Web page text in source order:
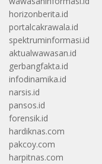
horizonberita.id
portalcakrawala.id
spektruminformasi.id
aktualwawasan.id
gerbangfakta.id
infodinamika.id
narsis.id
pansos.id
forensik.id
hardiknas.com
pakcoy.com
harpitnas.com